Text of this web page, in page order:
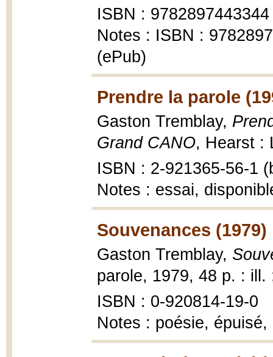
ISBN : 9782897443344
Notes : ISBN :
(ePub)
Prendre la parole
Gaston Tremblay,
Grand CANO, Hearst :
ISBN : 2-921365-56-1
Notes : essai,
Souvenances (1979)
Gaston Tremblay,
parole, 1979, 48 p. : ill.
ISBN : 0-920814-19-0
Notes : poésie,